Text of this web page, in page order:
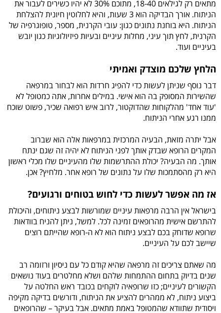
מתאים רק לגילאים 18-40, מתוכם 30% לא יהיו כשירים לעבור את
הניתוח. אורך הבדיקה הוא 3 שעות, והיא לחלוטין חיונית להצלחת
הניתוח. היא בוחנת נתונים כגון: עובי הקרנית, מספר, טופוגרפיה של
הקרנית, לחץ תוך עיני, מחלות עיניים ובעיות פיזיולוגיות כגון יובש
בעיניים ועוד.
הלחץ שלכם מוצדק ואמיתי
דבר נוסף שניתן לעשות כדי להפיג חרדות הוא לבחור במרפאה
שהשירות המסופק בה הוא אישי. במילים אחרות, אתה כמטופל לא
'עוד אחד' מהלקוחות שהדוקטור, לרוב איש רפואה שכיר, פשוט שוכח
ממנו רגע אחרי הניתוח.
אבל יתרה מזאת, הבעיה המרכזית במרפאות אלה הוא שברוב
המקרים הרופא שבדק אותך לפני הניתוח לא יהיה זה שגם ינתח
אותך. מה הבעיה? יכולת ההתרשמות שלו מהעיניים שלו מכלי ראשון
היא רק מהסתמכות שלו על נתונים של רופא אחר. מלחיץ? אכן.
אז מה אפשר לעשות כדי לחוש בטוחים ורגועים?
בישראל אין הרבה מרפאות עיניים שמורשות לבצע ניתוחים, והיכולת
להתרשם אישית מהרופאים זמינה לכל. למשל, ניתן להניח בוודאות
שרופא שדוחק בכם לבצע ניתוח הוא לא ה-רופא שהייתם רוצים
שיישב לכם על העיניים.
מה שאתם צריכים זה מרפאה שהיא קודם כל עם ניסיון ורזומה רב
שנים בדיוק בתחום ההתמחות שלהם ושלא מחלטרים בעוד נושאים
הקשורים לעיניים; כזו שרופאיה לוקחים בכובד ראש החלטה על
ביצוע ניתוח, לא ממהרים להציע את הניתוח, ודורשים בדיקה מקיפה
ויסודית שתוודא שהמטופל באמת מתאים. אבל בעיקר – שהרופאים